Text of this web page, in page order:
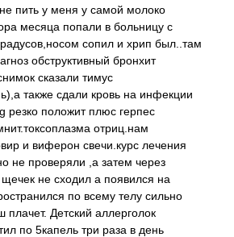
пить у меня у самой молоко
месяца попали в больницу с
сопил и хрип был..там
обструктивный бронхит
сказали тимус
также сдали кровь на инфекции
резко положит плюс герпес
отриц.нам
и виферон свечи.курс лечения
не проверяли ,а затем через
не сходил а появился на
по всему телу сильно
Детский аллерголок
по 5капель три раза в день